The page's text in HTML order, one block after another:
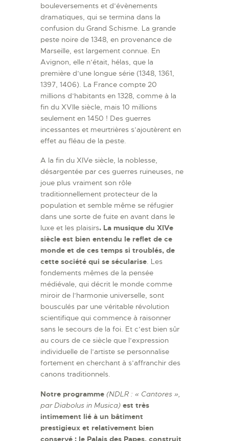
bouleversements et d’évènements
dramatiques, qui se termina dans la
confusion du Grand Schisme. La grande
peste noire de 1348, en provenance de
Marseille, est largement connue. En
Avignon, elle n’était, hélas, que la
première d’une longue série (1348, 1361,
1397, 1406). La France compte 20
millions d’habitants en 1328, comme à la
fin du XVIIe siècle, mais 10 millions
seulement en 1450 ! Des guerres
incessantes et meurtrières s’ajoutèrent en
effet au fléau de la peste.
A la fin du XIVe siècle, la noblesse,
désargentée par ces guerres ruineuses, ne
joue plus vraiment son rôle
traditionnellement protecteur de la
population et semble même se réfugier
dans une sorte de fuite en avant dans le
luxe et les plaisirs. La musique du XIVe
siècle est bien entendu le reflet de ce
monde et de ces temps si troublés, de
cette société qui se sécularise. Les
fondements mêmes de la pensée
médiévale, qui décrit le monde comme
miroir de l’harmonie universelle, sont
bousculés par une véritable révolution
scientifique qui commence à raisonner
sans le secours de la foi. Et c’est bien sûr
au cours de ce siècle que l’expression
individuelle de l’artiste se personnalise
fortement en cherchant à s’affranchir des
canons traditionnels.
Notre programme (NDLR : « Cantores »,
par Diabolus in Musica) est très
intimement lié à un bâtiment
prestigieux et relativement bien
conservé : le Palais des Papes, construit